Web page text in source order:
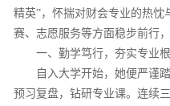
精英”，怀揣对财会专业的热
赛、志愿服务等方面稳步前行
一、勤学笃行，夯实专业
自入大学开始，她便严谨
预习复盘，钻研专业课。连续